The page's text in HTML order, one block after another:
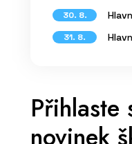
30. 8.
31. 8.
Přihlaste
novinek